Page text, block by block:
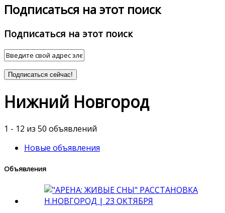
Подписаться на этот поиск
Подписаться на этот поиск
Подписаться сейчас!
Нижний Новгород
1 - 12 из 50 объявлений
Новые объявления
Объявления